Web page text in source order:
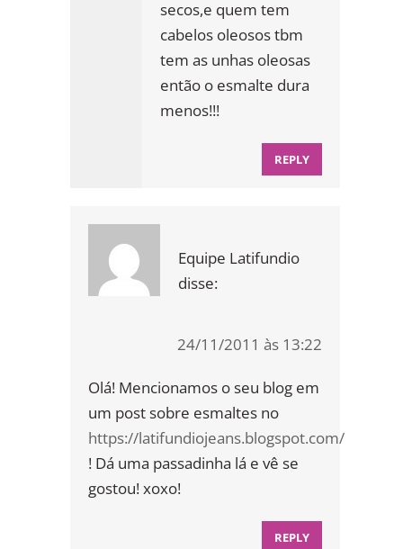
secos,e quem tem
cabelos oleosos tbm
tem as unhas oleosas
então o esmalte dura
menos!!!
REPLY
Equipe Latifundio
disse:
24/11/2011 às 13:22
Olá! Mencionamos o seu blog em
um post sobre esmaltes no
https://latifundiojeans.blogspot.com/
! Dá uma passadinha lá e vê se
gostou! xoxo!
REPLY